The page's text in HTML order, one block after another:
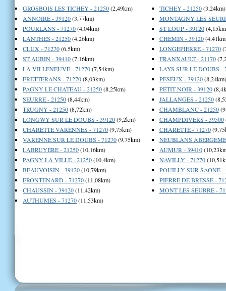
GROSBOIS LES TICHEY - 21250(2,49km)
ANNOIRE - 39120(3,77km)
POURLANS - 71270(4,04km)
LANTHES - 21250(4,26km)
CLUX - 71270(6,5km)
ST AUBIN - 39410(7,16km)
LA VILLENEUVE - 71270(7,54km)
FRETTERANS - 71270(8,03km)
PAGNY LE CHATEAU - 21250(8,25km)
SEURRE - 21250(8,44km)
TRUGNY - 21250(8,72km)
LONGWY SUR LE DOUBS - 39120(9,2km)
CHARETTE VARENNES - 71270(9,75km)
VARENNE SUR LE DOUBS - 71270(9,75km)
LABRUYERE - 21250(10,16km)
PAGNY LA VILLE - 21250(10,4km)
BEAUVOISIN - 39120(10,79km)
FRONTENARD - 71270(11,08km)
CHAUSSIN - 39120(11,42km)
AUTHUMES - 71270(11,53km)
TICHEY - 21250(3,24km)
MONTAGNY LES
ST LOUP - 39120
CHEMIN - 39120
LONGEPIERRE - 71270
FRANXAULT - 21170
LAYS SUR LE DOUBS -
PESEUX - 39120(8,24km)
PETIT NOIR - 39120
JALLANGES - 21250
CHAMBLANC - 21250
CHAMPDIVERS - 39500
CHARETTE - 71270
NEUBLANS
AUMUR - 39410
NAVILLY - 71270
POUILLY SUR SAONE -
PIERRE DE BRESSE -
MONT LES SEURRE -